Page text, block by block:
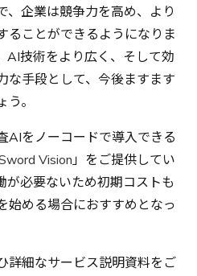
、企業は競争力を高め、より
ることができるようになりま
AI技術をより広く、そして効
な手段として、今後ますます
。
AIをノーコードで導入できる
Vision」をご提供してい
が必要ないため初期コストも
始める場合におすすめとなっ
詳細なサービス説明資料をご